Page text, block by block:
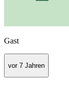
Gast
vor 7 Jahren